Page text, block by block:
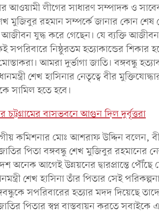
আওয়ামী লীগের সাধারণ সম্পাদক ও
মুজিবুর রহমান সম্পর্কে জানার কোন শেষ
আজীবন যুদ্ধ করে গেছেন। যে ব্যক্তি
সপরিবারে নিষ্ঠুরতম হত্যাকান্ডের শিকার
আমরা দুর্ভাগা জাতি। বঙ্গবন্ধু
শেখ হাসিনার নেতৃত্বে বীর
সামিল হতে হবে।
বাসভবনে আগুন দিল দুর্বৃত্তরা
কমিশনার মোঃ আশরাফ উদ্দিন বলেন,
জাতির পিতা বঙ্গবন্ধু শেখ মুজিবুর রহমানের
অনেক আগেই উন্নয়নের দ্বারপ্রান্তে পৌঁছে
শেখ হাসিনা তাঁর পিতার সেই
সপরিবারের হত্যার মদদ দিয়েছে
পিতার স্বপ্ন বাস্তবায়ন করতে